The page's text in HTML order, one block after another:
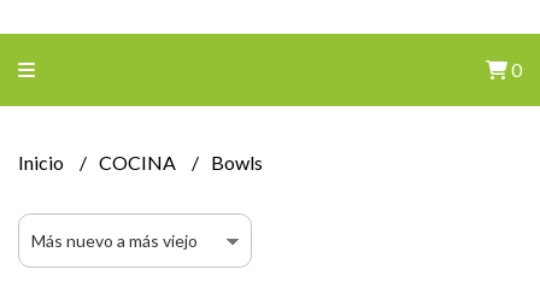
0
Inicio COCINA Bowls